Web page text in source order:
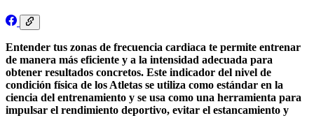
Entender tus zonas de frecuencia cardiaca te permite entrenar
de manera más eficiente y a la intensidad adecuada para
obtener resultados concretos. Este indicador del nivel de
condición física de los Atletas se utiliza como estándar en la
ciencia del entrenamiento y se usa como una herramienta para
impulsar el rendimiento deportivo, evitar el estancamiento y